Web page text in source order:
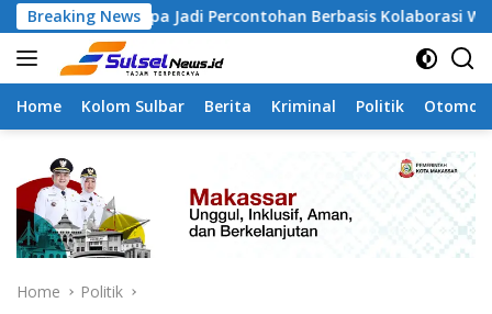
Skip
to
content
Breaking News
Jadi Percontohan Berbasis Kolaborasi Warga
Home Kolom Sulbar Berita Kriminal Politik
Home Politik